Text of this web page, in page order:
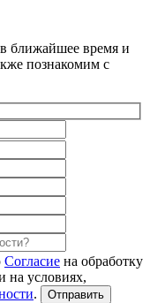
ближайшее время и
познакомим с
Согласие на обработку
на условиях,
.